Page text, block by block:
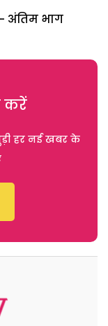
अंतिम भाग
करें
हर नई खबर के